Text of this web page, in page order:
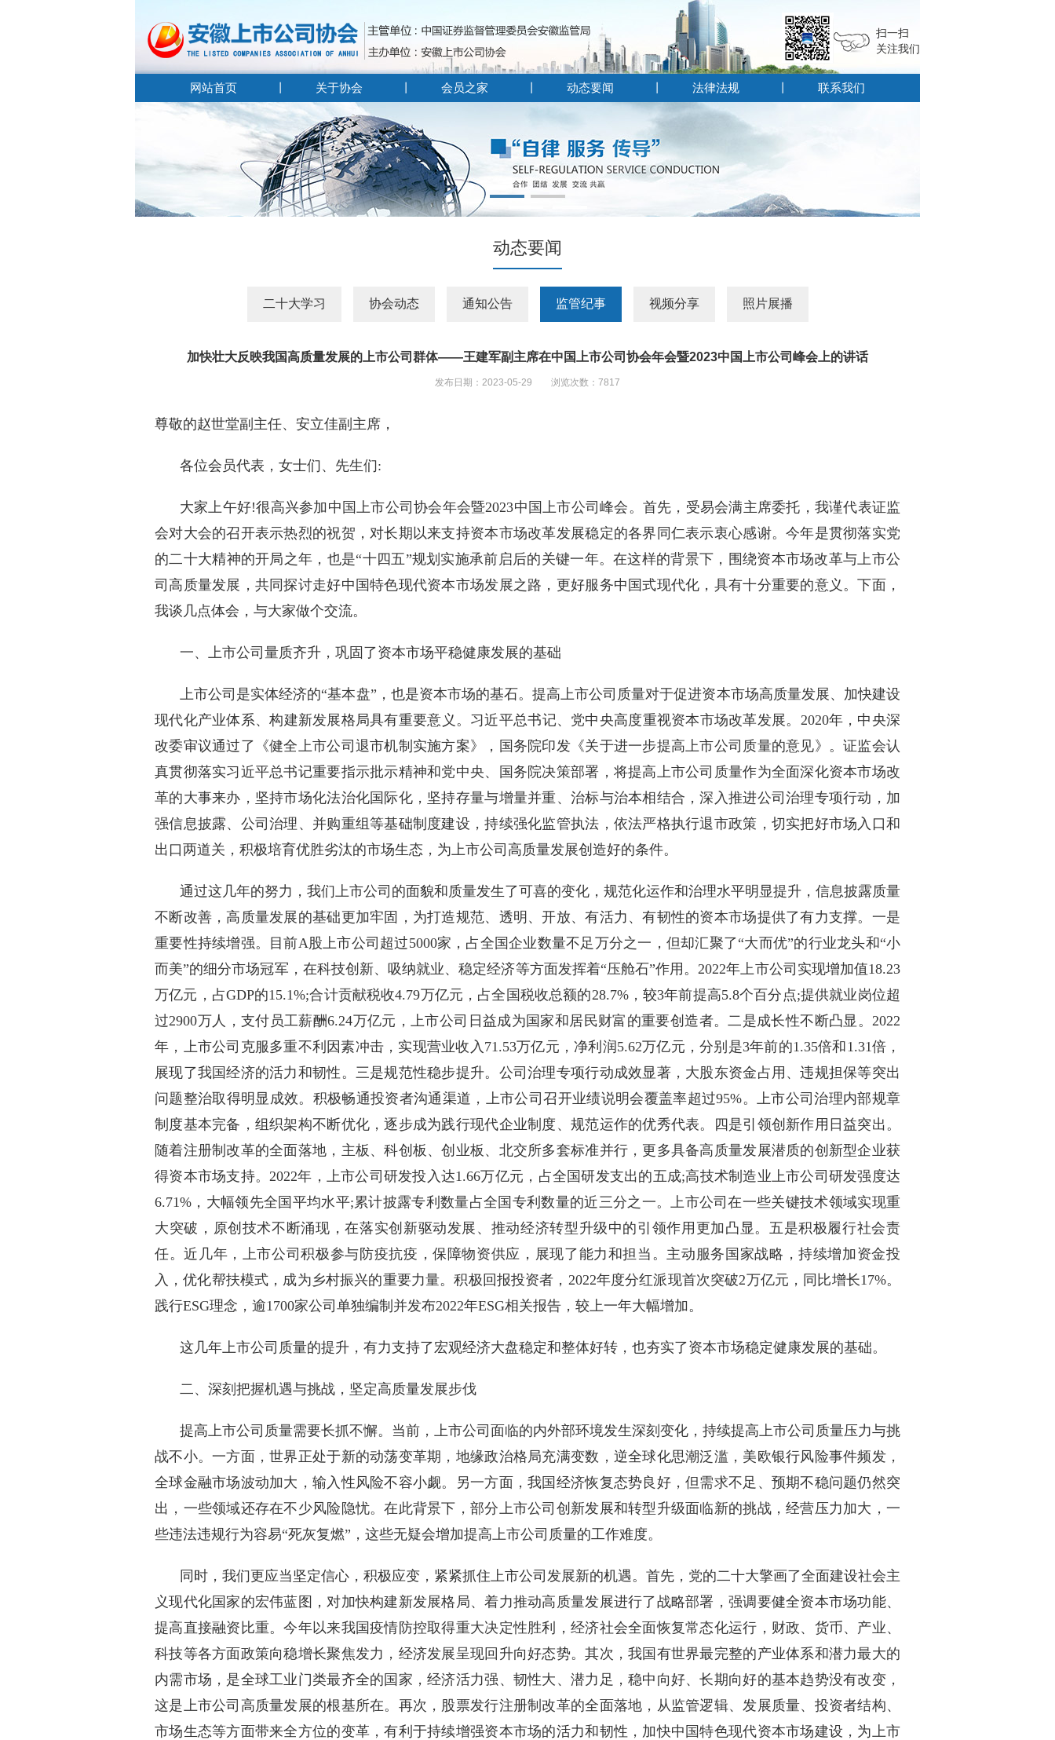
扫一扫
关注我们
网站首页 关于协会 会员之家 动态要闻 法律法规 联系我们
动态要闻
二十大学习 协会动态 通知公告 监管纪事 视频分享 照片展播
加快壮大反映我国高质量发展的上市公司群体——王建军副主席在中国上市公司协会年会暨2023中国上市公司峰会上的讲话
发布日期：2023-05-29 浏览次数：7817
尊敬的赵世堂副主任、安立佳副主席，
各位会员代表，女士们、先生们:
大家上午好!很高兴参加中国上市公司协会年会暨2023中国上市公司峰会。首先，受易会满主席委托，我谨代表证监
会对大会的召开表示热烈的祝贺，对长期以来支持资本市场改革发展稳定的各界同仁表示衷心感谢。今年是贯彻落实党
的二十大精神的开局之年，也是“十四五”规划实施承前启后的关键一年。在这样的背景下，围绕资本市场改革与上市公
司高质量发展，共同探讨走好中国特色现代资本市场发展之路，更好服务中国式现代化，具有十分重要的意义。下面，
我谈几点体会，与大家做个交流。
一、上市公司量质齐升，巩固了资本市场平稳健康发展的基础
上市公司是实体经济的“基本盘”，也是资本市场的基石。提高上市公司质量对于促进资本市场高质量发展、加快建设
现代化产业体系、构建新发展格局具有重要意义。习近平总书记、党中央高度重视资本市场改革发展。2020年，中央深
改委审议通过了《健全上市公司退市机制实施方案》，国务院印发《关于进一步提高上市公司质量的意见》。证监会认
真贯彻落实习近平总书记重要指示批示精神和党中央、国务院决策部署，将提高上市公司质量作为全面深化资本市场改
革的大事来办，坚持市场化法治化国际化，坚持存量与增量并重、治标与治本相结合，深入推进公司治理专项行动，加
强信息披露、公司治理、并购重组等基础制度建设，持续强化监管执法，依法严格执行退市政策，切实把好市场入口和
出口两道关，积极培育优胜劣汰的市场生态，为上市公司高质量发展创造好的条件。
通过这几年的努力，我们上市公司的面貌和质量发生了可喜的变化，规范化运作和治理水平明显提升，信息披露质量
不断改善，高质量发展的基础更加牢固，为打造规范、透明、开放、有活力、有韧性的资本市场提供了有力支撑。一是
重要性持续增强。目前A股上市公司超过5000家，占全国企业数量不足万分之一，但却汇聚了“大而优”的行业龙头和“小
而美”的细分市场冠军，在科技创新、吸纳就业、稳定经济等方面发挥着“压舱石”作用。2022年上市公司实现增加值18.23
万亿元，占GDP的15.1%;合计贡献税收4.79万亿元，占全国税收总额的28.7%，较3年前提高5.8个百分点;提供就业岗位超
过2900万人，支付员工薪酬6.24万亿元，上市公司日益成为国家和居民财富的重要创造者。二是成长性不断凸显。2022
年，上市公司克服多重不利因素冲击，实现营业收入71.53万亿元，净利润5.62万亿元，分别是3年前的1.35倍和1.31倍，
展现了我国经济的活力和韧性。三是规范性稳步提升。公司治理专项行动成效显著，大股东资金占用、违规担保等突出
问题整治取得明显成效。积极畅通投资者沟通渠道，上市公司召开业绩说明会覆盖率超过95%。上市公司治理内部规章
制度基本完备，组织架构不断优化，逐步成为践行现代企业制度、规范运作的优秀代表。四是引领创新作用日益突出。
随着注册制改革的全面落地，主板、科创板、创业板、北交所多套标准并行，更多具备高质量发展潜质的创新型企业获
得资本市场支持。2022年，上市公司研发投入达1.66万亿元，占全国研发支出的五成;高技术制造业上市公司研发强度达
6.71%，大幅领先全国平均水平;累计披露专利数量占全国专利数量的近三分之一。上市公司在一些关键技术领域实现重
大突破，原创技术不断涌现，在落实创新驱动发展、推动经济转型升级中的引领作用更加凸显。五是积极履行社会责
任。近几年，上市公司积极参与防疫抗疫，保障物资供应，展现了能力和担当。主动服务国家战略，持续增加资金投
入，优化帮扶模式，成为乡村振兴的重要力量。积极回报投资者，2022年度分红派现首次突破2万亿元，同比增长17%。
践行ESG理念，逾1700家公司单独编制并发布2022年ESG相关报告，较上一年大幅增加。
这几年上市公司质量的提升，有力支持了宏观经济大盘稳定和整体好转，也夯实了资本市场稳定健康发展的基础。
二、深刻把握机遇与挑战，坚定高质量发展步伐
提高上市公司质量需要长抓不懈。当前，上市公司面临的内外部环境发生深刻变化，持续提高上市公司质量压力与挑
战不小。一方面，世界正处于新的动荡变革期，地缘政治格局充满变数，逆全球化思潮泛滥，美欧银行风险事件频发，
全球金融市场波动加大，输入性风险不容小觑。另一方面，我国经济恢复态势良好，但需求不足、预期不稳问题仍然突
出，一些领域还存在不少风险隐忧。在此背景下，部分上市公司创新发展和转型升级面临新的挑战，经营压力加大，一
些违法违规行为容易“死灰复燃”，这些无疑会增加提高上市公司质量的工作难度。
同时，我们更应当坚定信心，积极应变，紧紧抓住上市公司发展新的机遇。首先，党的二十大擎画了全面建设社会主
义现代化国家的宏伟蓝图，对加快构建新发展格局、着力推动高质量发展进行了战略部署，强调要健全资本市场功能、
提高直接融资比重。今年以来我国疫情防控取得重大决定性胜利，经济社会全面恢复常态化运行，财政、货币、产业、
科技等各方面政策向稳增长聚焦发力，经济发展呈现回升向好态势。其次，我国有世界最完整的产业体系和潜力最大的
内需市场，是全球工业门类最齐全的国家，经济活力强、韧性大、潜力足，稳中向好、长期向好的基本趋势没有改变，
这是上市公司高质量发展的根基所在。再次，股票发行注册制改革的全面落地，从监管逻辑、发展质量、投资者结构、
市场生态等方面带来全方位的变革，有利于持续增强资本市场的活力和韧性，加快中国特色现代资本市场建设，为上市